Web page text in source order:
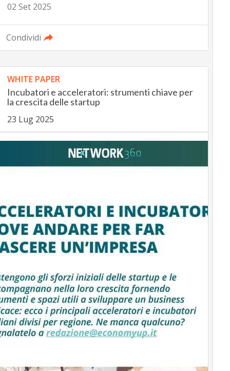
02 Set 2025
Condividi
WHITE PAPER
Incubatori e acceleratori: strumenti chiave per
la crescita delle startup
23 Lug 2025